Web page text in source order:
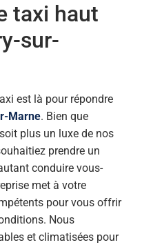
taxi haut
sur-
est là pour répondre
Marne. Bien que
plus un luxe de nos
prendre un
conduire vous-
met à votre
pour vous offrir
Nous
et climatisées pour